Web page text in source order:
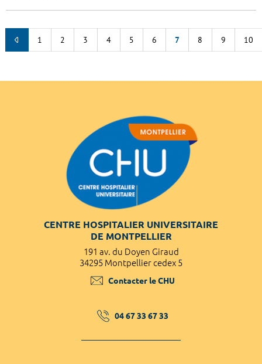
1 2 3 4 5 6 7 8 9 10
CENTRE HOSPITALIER UNIVERSITAIRE
DE MONTPELLIER
191 av. du Doyen Giraud
34295 Montpellier cedex 5
Contacter le CHU
04 67 33 67 33